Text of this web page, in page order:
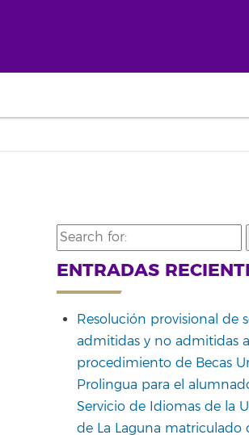
Search
for:
ENTRADAS
Resolución provisional de
admitidas y no admitidas al
procedimiento de Becas
Prolingua para el
Servicio de Idiomas de la
de La Laguna matriculado